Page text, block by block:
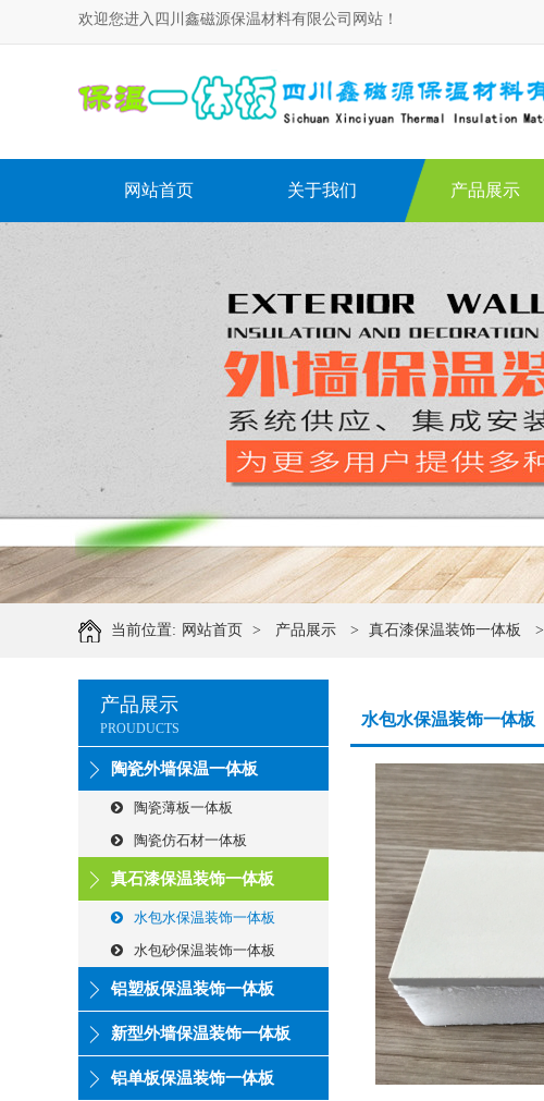
欢迎您进入四川鑫磁源保温材料有限公司网站！
网站首页 关于我们 产品展示
当前位置: 网站首页 > 产品展示 > 真石漆保温装饰一体板 >
产品展示
PROUDUCTS
陶瓷外墙保温一体板
陶瓷薄板一体板
陶瓷仿石材一体板
真石漆保温装饰一体板
水包水保温装饰一体板
水包砂保温装饰一体板
铝塑板保温装饰一体板
新型外墙保温装饰一体板
铝单板保温装饰一体板
水包水保温装饰一体板